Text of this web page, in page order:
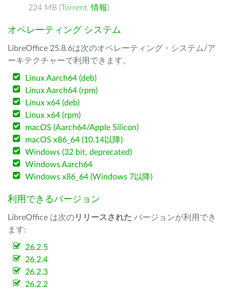
224 MB (Torrent,情報)
オペレーティング システム
LibreOffice 25.8.6は次のオペレーティング・システム/ア
ーキテクチャーで利用できます。
Linux Aarch64 (deb)
Linux Aarch64 (rpm)
Linux x64 (deb)
Linux x64 (rpm)
macOS (Aarch64/Apple Silicon)
macOS x86_64 (10.14以降)
Windows (32 bit, deprecated)
Windows Aarch64
Windows x86_64 (Windows 7以降)
利用できるバージョン
LibreOffice は次のリリースされた バージョンが利用でき
ます:
26.2.5
26.2.4
26.2.3
26.2.2